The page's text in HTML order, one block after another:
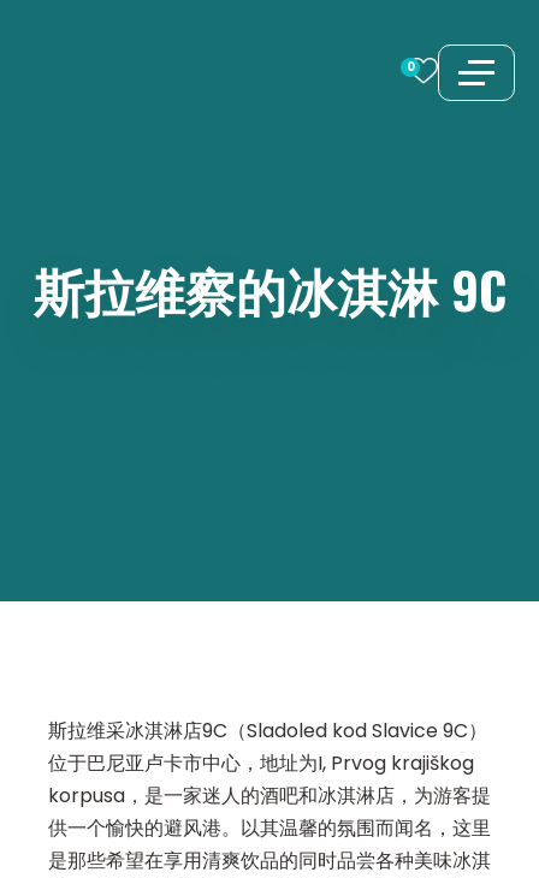
0
斯拉维察的冰淇淋 9C
斯拉维采冰淇淋店9C（Sladoled kod Slavice 9C）
位于巴尼亚卢卡市中心，地址为I, Prvog krajiškog
korpusa，是一家迷人的酒吧和冰淇淋店，为游客提
供一个愉快的避风港。以其温馨的氛围而闻名，这里
是那些希望在享用清爽饮品的同时品尝各种美味冰淇